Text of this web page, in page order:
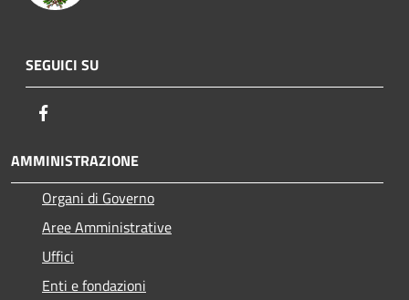
SEGUICI SU
AMMINISTRAZIONE
Organi di Governo
Aree Amministrative
Uffici
Enti e fondazioni